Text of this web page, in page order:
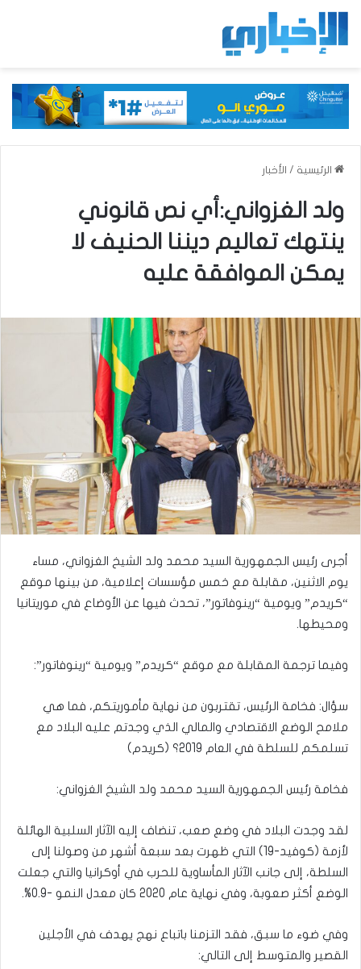
الرئيسية / الأخبار
ولد الغزواني:أي نص قانوني
ينتهك تعاليم ديننا الحنيف لا
يمكن الموافقة عليه
أجرى رئيس الجمهورية السيد محمد ولد الشيخ الغزواني، مساء
يوم الاثنين، مقابلة مع خمس مؤسسات إعلامية، من بينها موقع
“كريدم” ويومية “رينوفاتور”، تحدث فيها عن الأوضاع في موريتانيا
ومحيطها.
وفيما ترجمة المقابلة مع موقع “كريدم” ويومية “رينوفاتور”:
سؤال: فخامة الرئيس، تقتربون من نهاية مأموريتكم، فما هي
ملامح الوضع الاقتصادي والمالي الذي وجدتم عليه البلاد مع
تسلمكم للسلطة في العام 2019؟ (كريدم)
فخامة رئيس الجمهورية السيد محمد ولد الشيخ الغزواني:
لقد وجدت البلاد في وضع صعب، تنضاف إليه الآثار السلبية الهائلة
لأزمة (كوفيد-19) التي ظهرت بعد سبعة أشهر من وصولنا إلى
السلطة، إلى جانب الآثار المأساوية للحرب في أوكرانيا والتي جعلت
الوضع أكثر صعوبة، وفي نهاية عام 2020 كان معدل النمو -0.9%.
وفي ضوء ما سبق، فقد التزمنا باتباع نهج يهدف في الأجلين
القصير والمتوسط إلى التالي: